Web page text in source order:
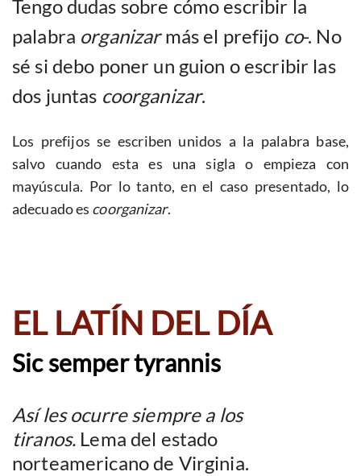
Tengo dudas sobre cómo escribir la
palabra organizarmás el prefijo co-. No
sé si debo poner un guion o escribir las
dos juntas coorganizar.
Los prefijos se escriben unidos a la palabra base,
salvo cuando esta es una sigla o empieza con
mayúscula. Por lo tanto, en el caso presentado, lo
adecuado es coorganizar.
EL LATÍN DEL DÍA
Sic semper tyrannis
Así les ocurre siempre a los
tiranos. Lema del estado
norteamericano de Virginia.